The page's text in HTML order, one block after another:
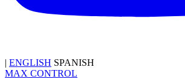
| ENGLISH SPANISH
MAX CONTROL